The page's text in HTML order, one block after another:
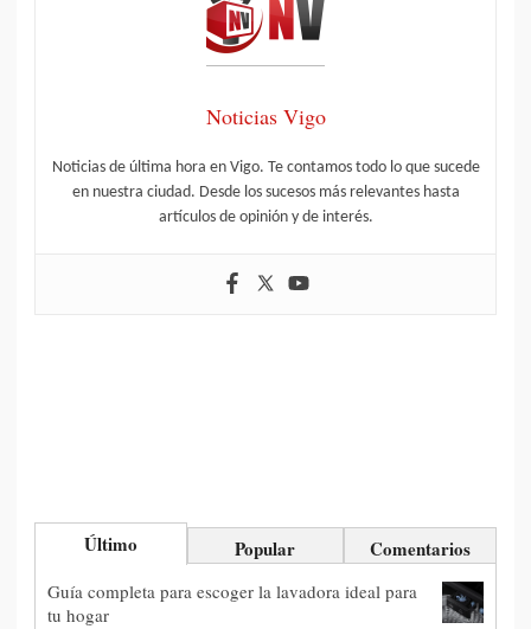
Noticias Vigo
Noticias de última hora en Vigo. Te contamos todo lo que sucede
en nuestra ciudad. Desde los sucesos más relevantes hasta
artículos de opinión y de interés.
Último Popular Comentarios
Guía completa para escoger la lavadora ideal para
tu hogar